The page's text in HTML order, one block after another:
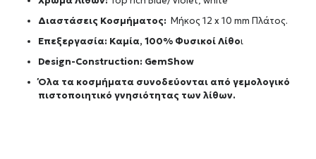
Διαστάσεις Κοσμήματος: Μήκος 12 x 10 mm Πλάτος.
Επεξεργασία: Καμία, 100% Φυσικοί Λίθοι
Design-Construction: GemShow
Όλα τα κοσμήματα συνοδεύονται από γεμολογικό
πιστοποιητικό γνησιότητας των λίθων.